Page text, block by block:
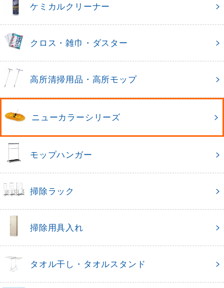
ケミカルクリーナー
クロス・雑巾・ダスター
高所清掃用品・高所モップ
ニューカラーシリーズ
モップハンガー
掃除ラック
掃除用具入れ
タオル干し・タオルスタンド